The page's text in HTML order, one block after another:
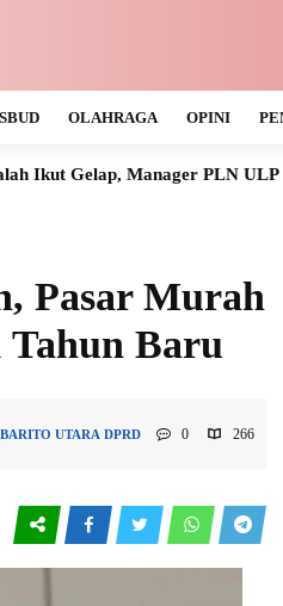
OLAHRAGA OPINI
Manager PLN ULP Muara
Pasar Murah
Tahun Baru
BARITO UTARA DPRD 0 266